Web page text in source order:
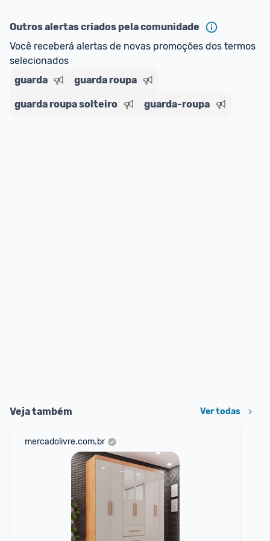
E lembre-se: você sempre pode contar ajuda da
comunidade para tirar dúvidas ou acionar os
nossos Admins marcando
comentário ou através do Fale com o Promobit.
Outros alertas criados pela comunidade
Você receberá alertas de novas promoções dos termos
selecionados
guarda
guarda roupa
guarda roupa solteiro guarda-roupa
Veja também Ver todas
mercadolivre.com.br